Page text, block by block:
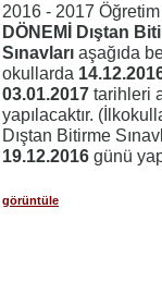
2016 - 2017 Öğretim
DÖNEMİ Dıştan
Sınavları aşağıda
okullarda
03.01.2017 tarihleri
yapılacaktır.
Dıştan Bitirme
19.12.2016 günü
görüntüle